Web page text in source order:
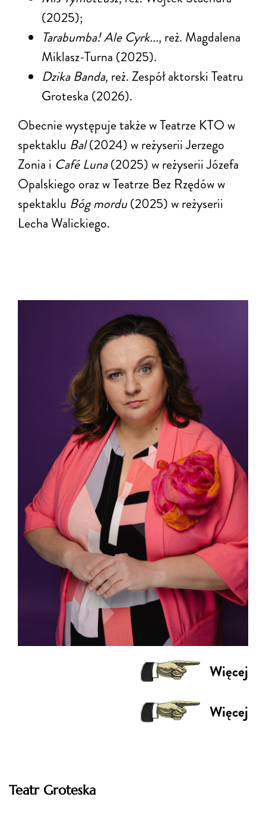
Więcej
(2025);
Tarabumba! Ale Cyrk..., reż. Magdalena
Miklasz-Turna (2025).
Dzika Banda, reż. Zespół aktorski Teatru
Groteska (2026).
Obecnie występuje także w Teatrze KTO w
spektaklu Bal(2024) w reżyserii Jerzego
Zonia i Café Luna(2025) w reżyserii Józefa
Opalskiego oraz w Teatrze Bez Rzędów w
spektaklu Bóg mordu(2025) w reżyserii
Lecha Walickiego.
Więcej
Teatr Groteska